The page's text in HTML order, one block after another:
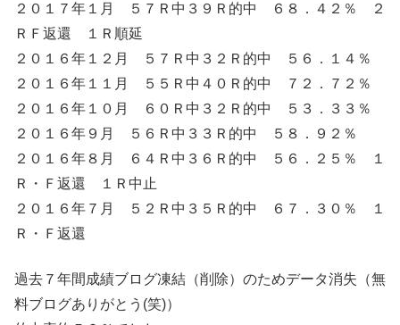
２０１７年１月 ５７Ｒ中３９Ｒ的中 ６８．４２％ ２
ＲＦ返還 １Ｒ順延
２０１６年１２月 ５７Ｒ中３２Ｒ的中 ５６．１４％
２０１６年１１月 ５５Ｒ中４０Ｒ的中 ７２．７２％
２０１６年１０月 ６０Ｒ中３２Ｒ的中 ５３．３３％
２０１６年９月 ５６Ｒ中３３Ｒ的中 ５８．９２％
２０１６年８月 ６４Ｒ中３６Ｒ的中 ５６．２５％ １
Ｒ・Ｆ返還 １Ｒ中止
２０１６年７月 ５２Ｒ中３５Ｒ的中 ６７．３０％ １
Ｒ・Ｆ返還
過去７年間成績ブログ凍結（削除）のためデータ消失（無
料ブログありがとう(笑)）